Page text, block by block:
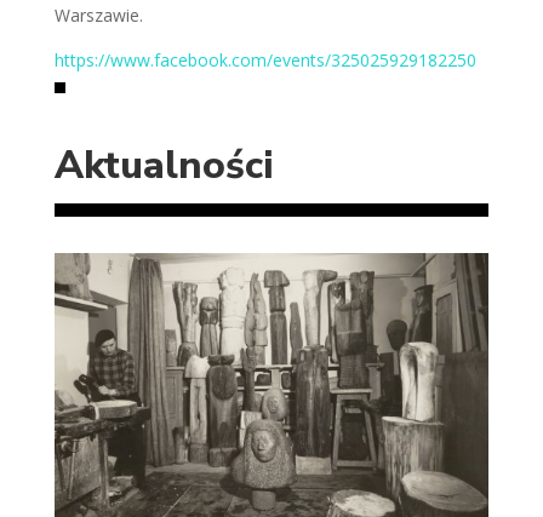
Warszawie.
https://www.facebook.com/events/325025929182250
Aktualności